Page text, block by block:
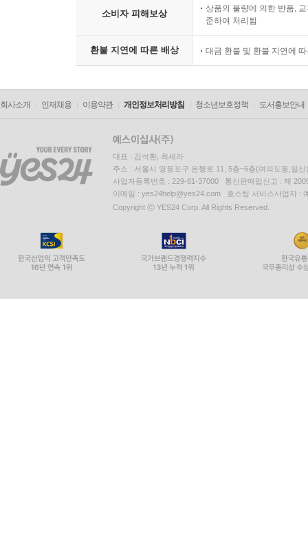
소비자 피해보상
상품의 불량에 의한 반품,
준하여 처리됨
환불 지연에 따른 배상 대금 환불 및 환불 지연에
회사소개 인재채용 이용약관 개인정보처리방침 청소년보호정책 도서홍보안내
대표 : 김석환, 최세라
주소 : 서울시 영등포구 은행로 11, 5층~6층(여의도동,일신
사업자등록번호 : 229-81-37000 통신판매업신고 : 제
이메일 : yes24help@yes24.com 호스팅 서비스사업자 :
Copyright ⓒ YES24 Corp. All Rights Reserved.